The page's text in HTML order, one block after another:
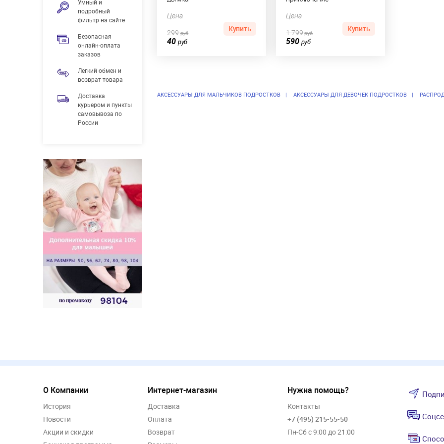
Умный и
подробный
фильтр на сайте
Безопасная
онлайн-оплата
заказов
Легкий обмен и
возврат товара
Доставка
курьером и пункты
самовывоза по
России
Цена
40 руб
299руб Купить
Цена
590 руб
1 799руб Купить
АКСЕССУАРЫ ДЛЯ МАЛЬЧИКОВ ПОДРОСТКОВ АКСЕССУАРЫ ДЛЯ ДЕВОЧЕК ПОДРОСТКОВ
О Компании
История
Новости
Акции и скидки
Интернет-магазин
Доставка
Оплата
Возврат
Нужна помощь?
Контакты
+7 (495) 215-55-50
Пн-Сб с 9:00 до 21:00